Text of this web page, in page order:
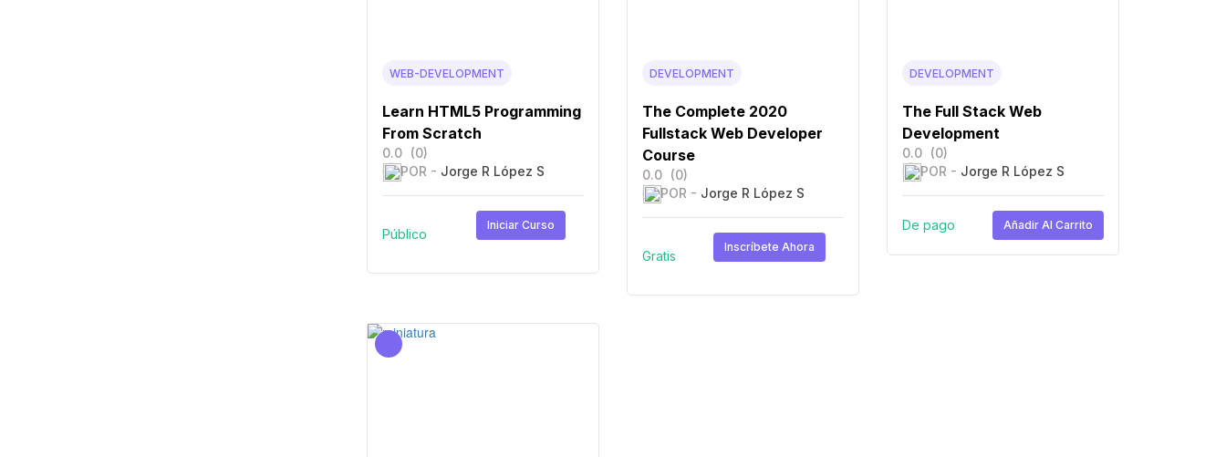
WEB-DEVELOPMENT
Learn HTML5 Programming
From Scratch
0.0 (0)
POR - Jorge R López S
Público
Iniciar Curso
DEVELOPMENT
The Complete 2020
Fullstack Web Developer
Course
0.0 (0)
POR - Jorge R López S
Gratis
Inscríbete Ahora
DEVELOPMENT
The Full Stack Web
Development
0.0 (0)
POR - Jorge R López S
De pago Añadir Al Carrito